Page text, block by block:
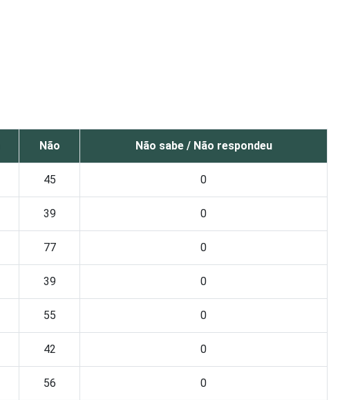
Não Não sabe / Não respondeu
45 0
39 0
77 0
39 0
55 0
42 0
56 0